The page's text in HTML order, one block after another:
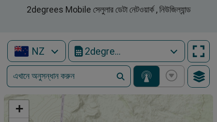
2degrees Mobile সেলুলার ডেটা নেটওয়ার্ক , নিউজিল্যান্ড
NZ 2degrees Mobile
+